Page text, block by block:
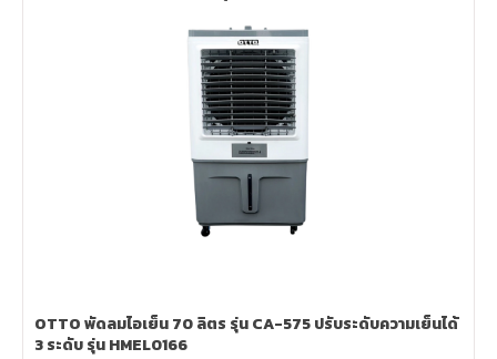
OTTO พัดลมไอเย็น 70 ลิตร รุ่น CA-575 ปรับระดับความเย็นได้
3 ระดับ รุ่น HMEL0166